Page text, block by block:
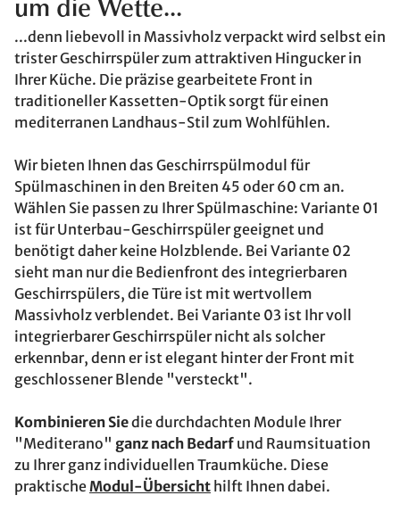
um die Wette...
...denn liebevoll in Massivholz verpackt wird selbst ein
trister Geschirrspüler zum attraktiven Hingucker in
Ihrer Küche. Die präzise gearbeitete Front in
traditioneller Kassetten-Optik sorgt für einen
mediterranen Landhaus-Stil zum Wohlfühlen.
Wir bieten Ihnen das Geschirrspülmodul für
Spülmaschinen in den Breiten 45 oder 60 cm an.
Wählen Sie passen zu Ihrer Spülmaschine: Variante 01
ist für Unterbau-Geschirrspüler geeignet und
benötigt daher keine Holzblende. Bei Variante 02
sieht man nur die Bedienfront des integrierbaren
Geschirrspülers, die Türe ist mit wertvollem
Massivholz verblendet. Bei Variante 03 ist Ihr voll
integrierbarer Geschirrspüler nicht als solcher
erkennbar, denn er ist elegant hinter der Front mit
geschlossener Blende "versteckt".
Kombinieren Siedie durchdachten Module Ihrer
"Mediterano" ganz nach Bedarf und Raumsituation
zu Ihrer ganz individuellen Traumküche. Diese
praktischeModul-Übersicht hilft Ihnen dabei.